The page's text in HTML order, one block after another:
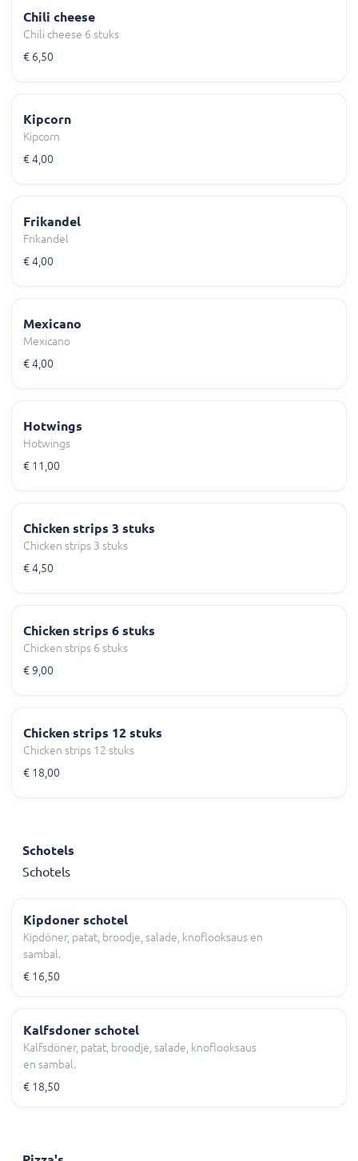
Chili cheese
Chili cheese 6 stuks
€ 6,50
Kipcorn
Kipcorn
€ 4,00
Frikandel
Frikandel
€ 4,00
Mexicano
Mexicano
€ 4,00
Hotwings
Hotwings
€ 11,00
Chicken strips 3 stuks
Chicken strips 3 stuks
€ 4,50
Chicken strips 6 stuks
Chicken strips 6 stuks
€ 9,00
Chicken strips 12 stuks
Chicken strips 12 stuks
€ 18,00
Schotels
Schotels
Kipdoner schotel
Kipdöner, patat, broodje, salade, knoflooksaus en
sambal.
€ 16,50
Kalfsdoner schotel
Kalfsdöner, patat, broodje, salade, knoflooksaus
en sambal.
€ 18,50